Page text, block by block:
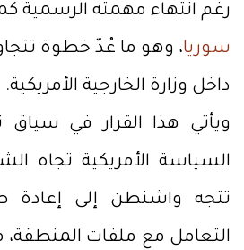
رغم انتهاء مهمته الرسمية
سوريا، وهو ما عُدّ خطوة
داخل وزارة الخارجية الأمريكية.
ويأتي هذا القرار في
السياسة الأمريكية تجاه
تتجه واشنطن إلى إعادة
التعامل مع ملفات المنطقة،